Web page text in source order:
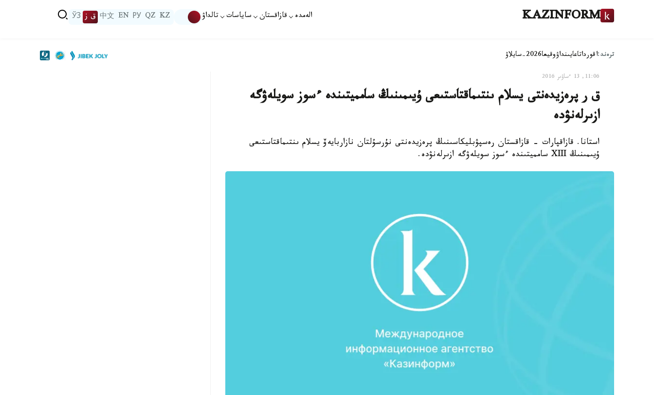
KAZINFORM الەمدە قازاقستان ساياسات تالداۋ KZ
QZ
РУ
EN
中文 ق ز ЎЗ
ترەند:اقورداتاعايىنداۋوقيعا2026-سايلاۋ
11:06, 13 ءساۋىر 2016
ق ر پرەزيدەنتى يسلام ىنتىماقتاستىعى ۇيىمىنىڭ سامميتىندە ءسوز سويلەۋگە
ازىرلەنۋدە
استانا. قازاقپارات - قازاقستان رەسپۋبليكاسىنىڭ پرەزيدەنتى نۇرسۇلتان نازاربايەۆ يسلام ىنتىماقتاستىعى
ۇيىمىنىڭ XIII سامميتىندە ءسوز سويلەۋگە ازىرلەنۋدە.